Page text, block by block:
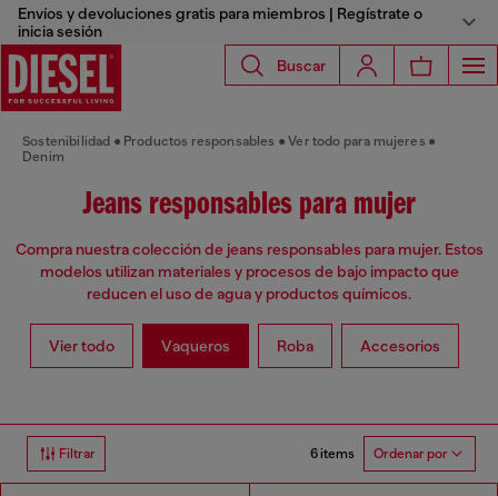
Envíos y devoluciones gratis para miembros | Regístrate o
inicia sesión
Buscar
Sostenibilidad Productos responsables
Ver todo para mujeres
Denim
Jeans responsables para mujer
Compra nuestra colección de jeans responsables para mujer. Estos
modelos utilizan materiales y procesos de bajo impacto que
reducen el uso de agua y productos químicos.
Vier todo Vaqueros Roba Accesorios
Filtrar 6 items Ordenar por